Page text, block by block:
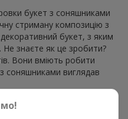
букет з соняшниками
стриману композицію з
букет, з яким
Не знаєте як це зробити?
Вони вміють робити
соняшниками виглядав
соняшниками